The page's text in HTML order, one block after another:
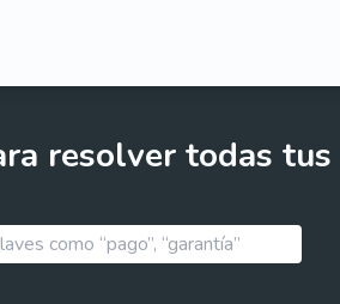
resolver todas tus